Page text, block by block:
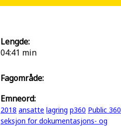
Lengde:
04:41 min
Fagområde:
Emneord:
2018 ansatte lagring p360 Public 360
seksjon for dokumentasjons- og